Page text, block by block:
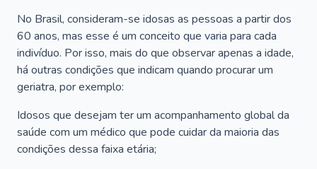
No Brasil, consideram-se idosas as pessoas a partir dos
60 anos, mas esse é um conceito que varia para cada
indivíduo. Por isso, mais do que observar apenas a idade,
há outras condições que indicam quando procurar um
geriatra, por exemplo:
Idosos que desejam ter um acompanhamento global da
saúde com um médico que pode cuidar da maioria das
condições dessa faixa etária;